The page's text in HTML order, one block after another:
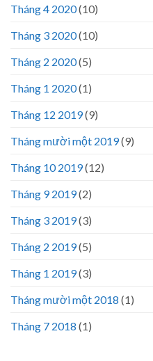
Tháng 4 2020(10)
Tháng 3 2020(10)
Tháng 2 2020(5)
Tháng 1 2020(1)
Tháng 12 2019(9)
Tháng mười một 2019(9)
Tháng 10 2019(12)
Tháng 9 2019(2)
Tháng 3 2019(3)
Tháng 2 2019(5)
Tháng 1 2019(3)
Tháng mười một 2018 (1)
Tháng 7 2018 (1)